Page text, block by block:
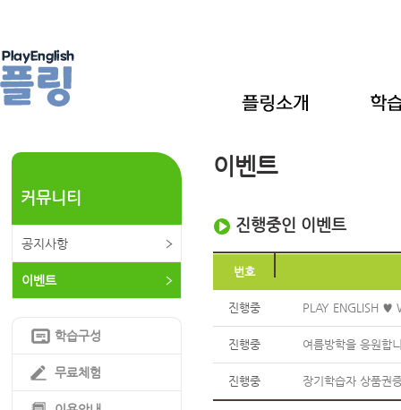
커뮤니티
공지사항
이벤트
학습구성
무료체험
이벤트
진행중인 이벤트
번호
진행중 PLAY ENGLISH ♥
진행중 여름방학을 응원
진행중 장기학습자 상품권